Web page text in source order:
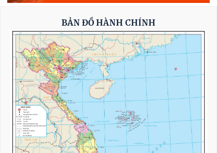
Triển khai hiệu quả Thỏa thuận hợp tác giữa
hai Quốc hội Việt Nam - Thái Lan
Tổng Bí thư, Chủ tịch nước tiếp Tư lệnh Bộ
Chỉ huy Thái Bình Dương Hoa Kỳ
Nỗ lực để biến cơ hội bên ngoài trở thành
nguồn lực phát triển
BẢN ĐỒ HÀNH CHÍNH